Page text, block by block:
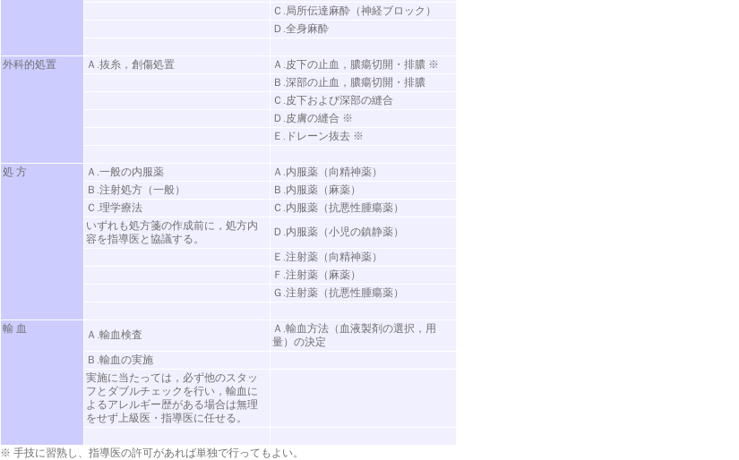
Ｃ.局所伝達麻酔（神経ブロック）
Ｄ.全身麻酔
外科的処置 Ａ.抜糸，創傷処置
Ａ.皮下の止血，膿瘍切開・排膿 ※
Ｂ.深部の止血，膿瘍切開・排膿
Ｃ.皮下および深部の縫合
Ｄ.皮膚の縫合 ※
Ｅ.ドレーン抜去 ※
処 方 Ａ.一般の内服薬
Ａ.内服薬（向精神薬）
Ｂ.注射処方（一般）
Ｂ.内服薬（麻薬）
Ｃ.理学療法
Ｃ.内服薬（抗悪性腫瘍薬）
いずれも処方箋の作成前に，処方内
容を指導医と協議する。
Ｄ.内服薬（小児の鎮静薬）
Ｅ.注射薬（向精神薬）
Ｆ.注射薬（麻薬）
Ｇ.注射薬（抗悪性腫瘍薬）
輸 血 Ａ.輸血検査
Ａ.輸血方法（血液製剤の選択，用
量）の決定
Ｂ.輸血の実施
実施に当たっては，必ず他のスタッ
フとダブルチェックを行い，輸血に
よるアレルギー歴がある場合は無理
をせず上級医・指導医に任せる。
※ 手技に習熟し、指導医の許可があれば単独で行ってもよい。